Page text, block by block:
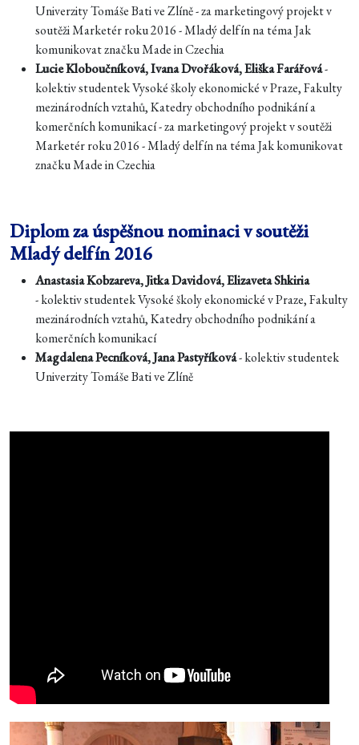
Univerzity Tomáše Bati ve Zlíně - za marketingový projekt v
soutěži Marketér roku 2016 - Mladý delfín na téma Jak
komunikovat značku Made in Czechia
Lucie Kloboučníková, Ivana Dvořáková, Eliška Farářová-
kolektiv studentek Vysoké školy ekonomické v Praze, Fakulty
mezinárodních vztahů, Katedry obchodního podnikání a
komerčních komunikací - za marketingový projekt v soutěži
Marketér roku 2016 - Mladý delfín na téma Jak komunikovat
značku Made in Czechia
Diplom za úspěšnou nominaci v soutěži
Mladý delfín 2016
Anastasia Kobzareva, Jitka Davidová, Elizaveta Shkiria
- kolektiv studentek Vysoké školy ekonomické v Praze, Fakulty
mezinárodních vztahů, Katedry obchodního podnikání a
komerčních komunikací
Magdalena Pecníková, Jana Pastyříková- kolektiv studentek
Univerzity Tomáše Bati ve Zlíně